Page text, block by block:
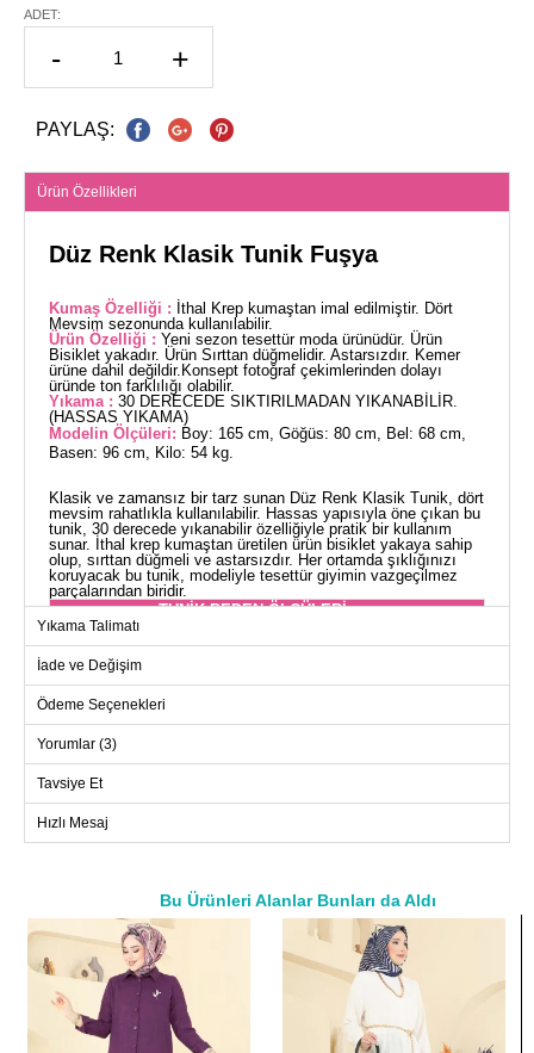
ADET:
- +
PAYLAŞ:
Ürün Özellikleri
Düz Renk Klasik Tunik Fuşya
Kumaş Özelliği : İthal Krep kumaştan imal edilmiştir. Dört
Mevsim sezonunda kullanılabilir.
Ürün Özelliği : Yeni sezon tesettür moda ürünüdür. Ürün
Bisiklet yakadır. Ürün Sırttan düğmelidir. Astarsızdır. Kemer
ürüne dahil değildir.Konsept fotoğraf çekimlerinden dolayı
üründe ton farklılığı olabilir.
Yıkama : 30 DERECEDE SIKTIRILMADAN YIKANABİLİR.
(HASSAS YIKAMA)
Modelin Ölçüleri: Boy: 165 cm, Göğüs: 80 cm, Bel: 68 cm,
Basen: 96 cm, Kilo: 54 kg.
Klasik ve zamansız bir tarz sunan Düz Renk Klasik Tunik, dört
mevsim rahatlıkla kullanılabilir. Hassas yapısıyla öne çıkan bu
tunik, 30 derecede yıkanabilir özelliğiyle pratik bir kullanım
sunar. İthal krep kumaştan üretilen ürün bisiklet yakaya sahip
olup, sırttan düğmeli ve astarsızdır. Her ortamda şıklığınızı
koruyacak bu tunik, modeliyle tesettür giyimin vazgeçilmez
parçalarından biridir.
TUNİK BEDEN ÖLÇÜLERİ
40
96
106
42
48
110
106
50
116 106
Yıkama Talimatı
İade ve Değişim
Ödeme Seçenekleri
Yorumlar (3)
Tavsiye Et
Hızlı Mesaj
Bu Ürünleri Alanlar Bunları da Aldı
a>